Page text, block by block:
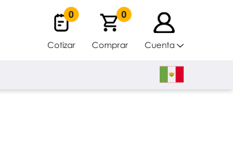
0
Cotizar
0
Comprar Cuenta